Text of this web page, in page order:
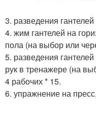
3. разведения
4. жим гантелей на
пола (на выбор или
5. разведения
рук в тренажере (на
4 рабочих * 15.
6. упражнение на